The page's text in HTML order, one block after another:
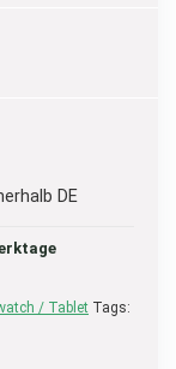
DE
/ Tablet Tags: